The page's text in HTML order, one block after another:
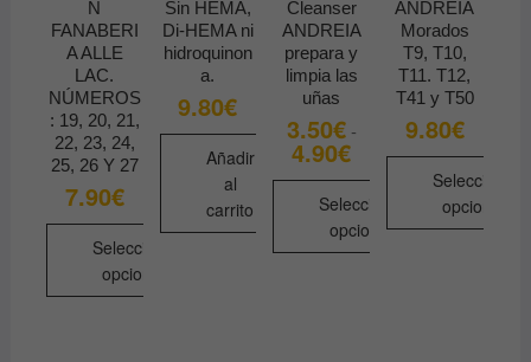
en
la
página
de
producto
N
FANABERI
A ALLE
LAC.
NÚMEROS
: 19, 20, 21,
22, 23, 24,
25, 26 Y 27
7.90€
Seleccionar
opciones
Sin HEMA,
Di-HEMA ni
hidroquinon
a.
9.80€
Añadir
al
carrito
Cleanser
ANDREIA
prepara y
limpia las
uñas
3.50€ -
4.90€Rango
de
precios:
desde
3.50€
hasta
4.90€
Seleccionar
opciones
ANDREIA
Morados
T9, T10,
T11. T12,
T41 y T50
9.80€
Seleccionar
opciones